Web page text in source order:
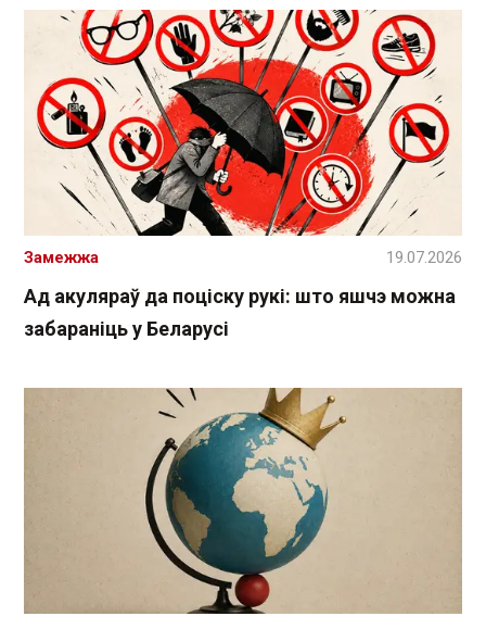
Ад акуляраў да поціску рукі: што яшчэ можна
забараніць у Беларусі
Замежжа 19.07.2026